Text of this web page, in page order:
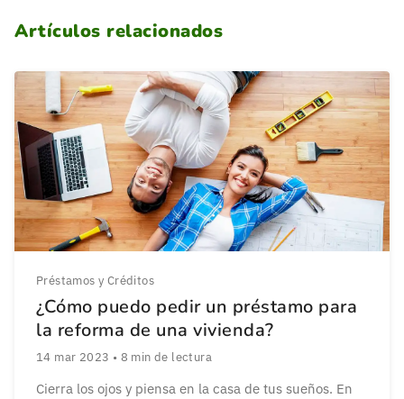
Artículos relacionados
Préstamos y Créditos
¿Cómo puedo pedir un préstamo para
la reforma de una vivienda?
14 mar 2023 • 8 min de lectura
Cierra los ojos y piensa en la casa de tus sueños. En